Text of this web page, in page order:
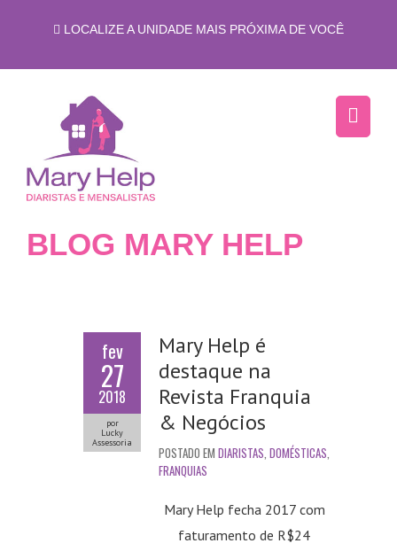
LOCALIZE A UNIDADE MAIS PRÓXIMA DE VOCÊ
BLOG MARY HELP
fev
27
2018
por
Lucky
Assessoria
Mary Help é
destaque na
Revista Franquia
& Negócios
POSTADO EM DIARISTAS, DOMÉSTICAS,
FRANQUIAS
Mary Help fecha 2017 com
faturamento de R$24